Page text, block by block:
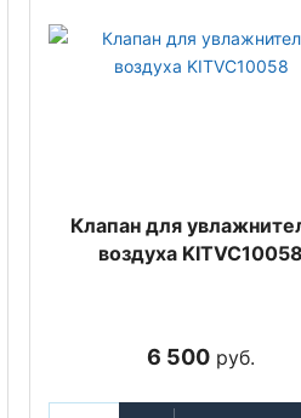
Клапан для
воздуха
6 500 руб.